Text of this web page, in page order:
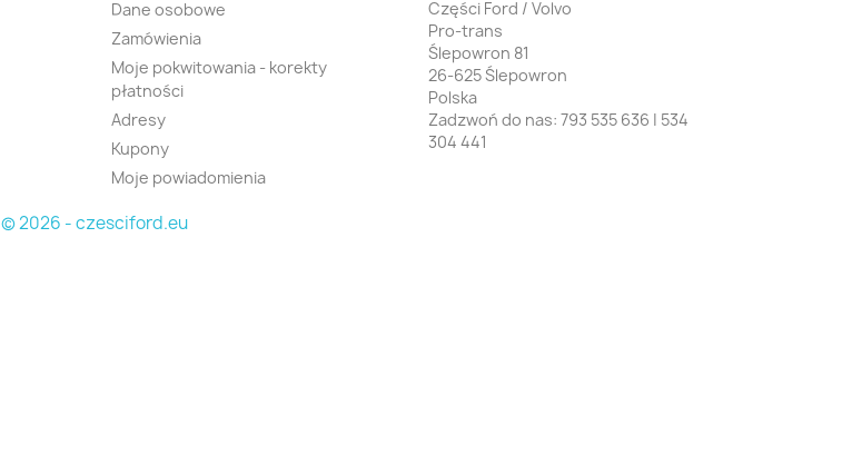
Dane osobowe
Zamówienia
Moje pokwitowania - korekty
płatności
Adresy
Kupony
Moje powiadomienia
Części Ford / Volvo
Pro-trans
Ślepowron 81
26-625 Ślepowron
Polska
Zadzwoń do nas: 793 535 636 | 534
304 441
© 2026 - czesciford.eu